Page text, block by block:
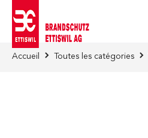
Accueil Toutes les catégories